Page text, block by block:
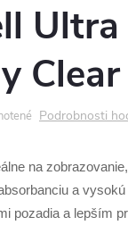
Ultra
Podrobnosti
na
a
pozadia a lepším